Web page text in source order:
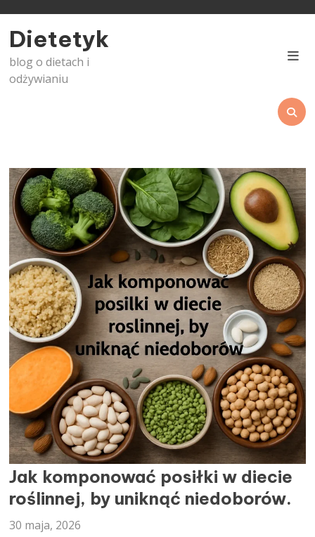
content
Dietetyk
blog o dietach i
odżywianiu
DIETETYK
Jak komponować posiłki w diecie
roślinnej, by uniknąć niedoborów.
30 maja, 2026